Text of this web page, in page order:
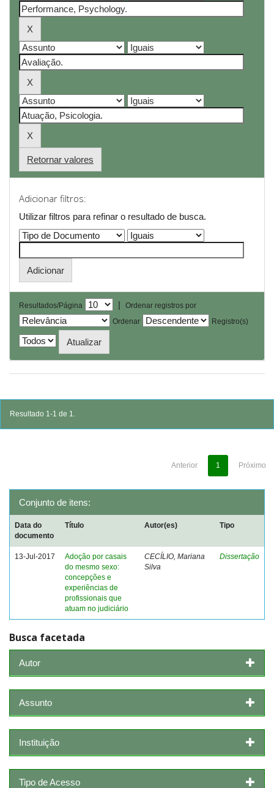
Retornar valores
Adicionar filtros:
Utilizar filtros para refinar o resultado de busca.
Resultados/Página |
Ordenar registros por
Ordenar
Registro(s)
Resultado 1-1 de 1.
Anterior 1 Próximo
Conjunto de itens:
Data do
documento
Título Autor(es) Tipo
13-Jul-2017
Adoção por casais
do mesmo sexo:
concepções e
experiências de
profissionais que
atuam no judiciário
CECÍLIO, Mariana
Silva
Dissertação
Busca facetada
Autor
Assunto
Instituição
Tipo de Acesso